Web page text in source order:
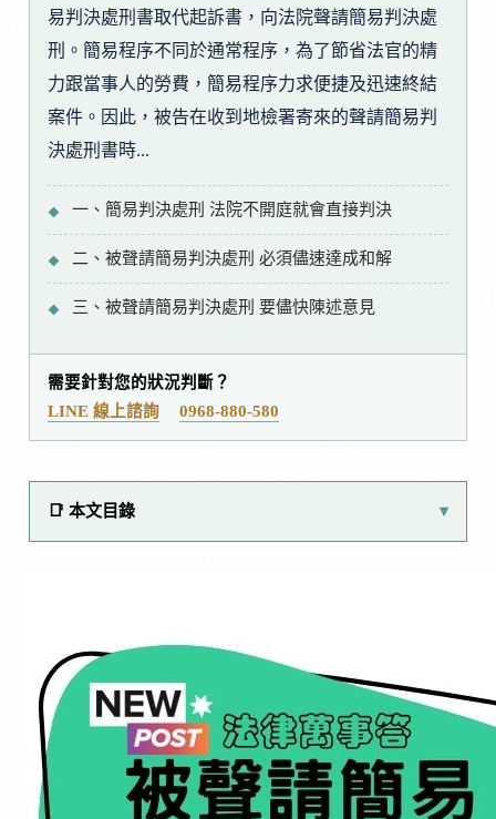
易判決處刑書取代起訴書，向法院聲請簡易判決處
刑。簡易程序不同於通常程序，為了節省法官的精
力跟當事人的勞費，簡易程序力求便捷及迅速終結
案件。因此，被告在收到地檢署寄來的聲請簡易判
決處刑書時...
一、簡易判決處刑 法院不開庭就會直接判決
二、被聲請簡易判決處刑 必須儘速達成和解
三、被聲請簡易判決處刑 要儘快陳述意見
需要針對您的狀況判斷？
LINE 線上諮詢
0968-880-580
📑 本文目錄